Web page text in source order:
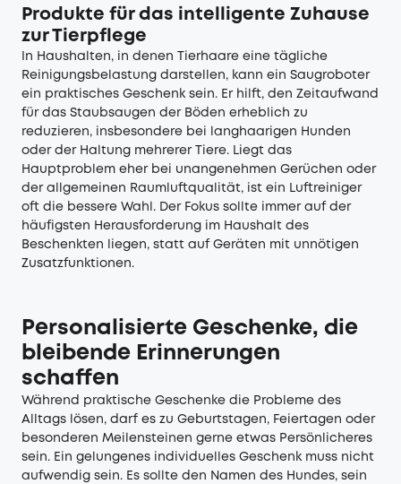
Produkte für das intelligente Zuhause
zur Tierpflege
In Haushalten, in denen Tierhaare eine tägliche
Reinigungsbelastung darstellen, kann ein Saugroboter
ein praktisches Geschenk sein. Er hilft, den Zeitaufwand
für das Staubsaugen der Böden erheblich zu
reduzieren, insbesondere bei langhaarigen Hunden
oder der Haltung mehrerer Tiere. Liegt das
Hauptproblem eher bei unangenehmen Gerüchen oder
der allgemeinen Raumluftqualität, ist ein Luftreiniger
oft die bessere Wahl. Der Fokus sollte immer auf der
häufigsten Herausforderung im Haushalt des
Beschenkten liegen, statt auf Geräten mit unnötigen
Zusatzfunktionen.
Personalisierte Geschenke, die
bleibende Erinnerungen
schaffen
Während praktische Geschenke die Probleme des
Alltags lösen, darf es zu Geburtstagen, Feiertagen oder
besonderen Meilensteinen gerne etwas Persönlicheres
sein. Ein gelungenes individuelles Geschenk muss nicht
aufwendig sein. Es sollte den Namen des Hundes, sein